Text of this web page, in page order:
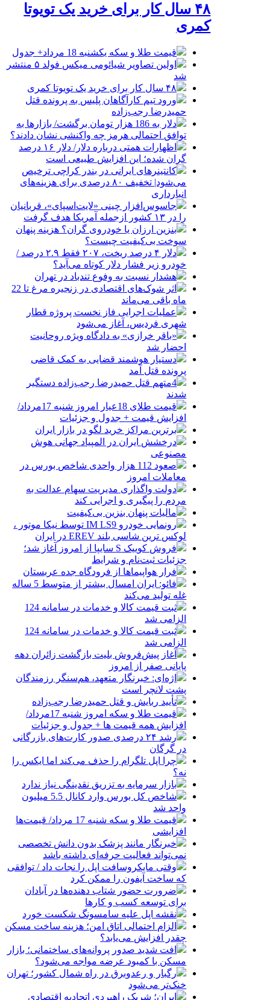
۴۸ سال کار برای خرید یک تویوتا
کمری
قیمت طلا و سکه یکشنبه 18 مرداد+ جدول
اولین تصاویر شیائومی میکس فولد ۵ منتشر
شد
۴۸ سال کار برای خرید یک تویوتا کمری
ورود تیم کارآگاهان پلیس به پرونده قتل
حمیدرضا رجب‌زاده
دلار به 186 هزار تومان برگشت/ بازارها به
توافق احتمالی هرمز چه واکنشی نشان دادند؟
اظهارات همتی درباره دلار/ دلار ۱۶ درصد
گران شده؛ این افزایش طبیعی است
کانتینرهای ایرانی در بندر کراچی ترخیص
می‌شود| تخفیف ۸۰ درصدی برای هزینه‌های
انبارداری
جاسوس‌افزار چینی «لایت‌اسپای»، قربانیان
را در ۱۳ کشور ازجمله آمریکا هدف گرفت
بنزین ارزان یا خودروی گران؟ هزینه پنهان
سوخت بی‌کیفیت چیست؟
دلار ۴ درصد ریخت، ۲۰۷ فقط ۲.۹ درصد /
خودرو زیر فشار دلار کوتاه می‌آید؟
هشدار نسبت به وفوع تندباد در تهران
اثر شوک‌های اقتصادی در زنجیره مرغ تا 22
ماه باقی می‌ماند
عملیات اجرایی فاز نخست پروژه قطار
شهری فردیس، آغاز می‌شود
«باقر خرازی» به دادگاه ویژه روحانیت
احضار شد
دستیار هوشمند قضایی به کمک قاضی
پرونده قتل آمد
4متهم قتل حمیدرضا رجب‌زاده دستگیر
شدند
قیمت طلای 18عیار امروز شنبه 17مرداد/
افزایش قیمت + جدول و جزئیات
برترین مراکز خرید لگو در بازار ایران
درخشش ایران در المپیاد جهانی هوش
مصنوعی
صعود 112 هزار واحدی شاخص بورس در
معاملات امروز
دولت واگذاری مدیریت سهام عدالت به
مردم را پیگیری و اجرایی کند
مالیات پنهان بنزین بی‌کیفیت
رونمایی خودرو IM LS9 توسط نیکا موتور ،
لوکس ترین شاسی بلند EREV در ایران
فروش کوییک S سایپا از امروز آغاز شد؛
جزئیات ثبت‌نام و شرایط
فرار هواپیماها از فرودگاه جده عربستان
فائو: ایران امسال بیشتر از متوسط 5 ساله
غله تولید می‌کند
ثبت قیمت کالا و خدمات در سامانه 124
الزامی شد
ثبت قیمت کالا و خدمات در سامانه 124
الزامی شد
آغاز پیش‌فروش بلیت بازگشت زائران دهه
پایانی صفر از امروز
اژه‌ای: خبرنگار متعهد، هم‌سنگر رزمندگان
پشت لانچر است
تأیید ربایش و قتل حمیدرضا رجب‌زاده
قیمت طلا و سکه امروز شنبه 17مرداد/
افزایش همه قیمت ها + جدول و جزئیات
رشد ۲۴ درصدی صدور کارت‌های بازرگانی
در گرگان
چرا اپل تلگرام را حذف می‌کند اما ایکس را
نه؟
بازار سرمایه به تزریق نقدینگی نیاز ندارد
شاخص کل بورس وارد کانال 5.5 میلیون
واحد شد
قیمت طلا و سکه شنبه 17 مرداد/ قیمت‌ها
افزایشی
خبرنگار مانند پزشک بدون دانش تخصصی
نمی‌تواند فعالیت حرفه‌ای داشته باشد
وقتی مایکروسافت اپل را نجات داد / توافقی
که ساخت آیفون را ممکن کرد
ضرورت حضور شتاب ‌دهنده‌ها در آبادان
برای توسعه کسب‌ و کارها
نقشه اپل علیه سامسونگ شکست خورد
الزام احتمالی اتاق امن؛ هزینه ساخت مسکن
چقدر افزایش می‌یابد؟
افت شدید صدور پروانه‌های ساختمانی؛ بازار
مسکن با کمبود عرضه مواجه می‌شود؟
رگبار و رعدوبرق در راه شمال کشور؛ تهران
خنک‌تر می‌شود
ایران؛ شریک راهبردی اتحادیه اقتصادی